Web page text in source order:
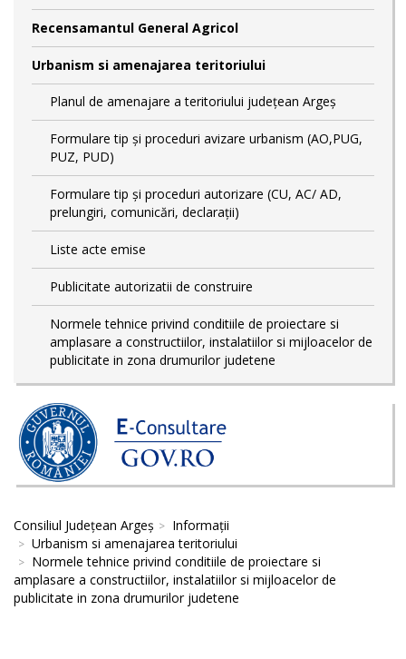
Recensamantul General Agricol
Urbanism si amenajarea teritoriului
Planul de amenajare a teritoriului județean Argeș
Formulare tip și proceduri avizare urbanism (AO,PUG,
PUZ, PUD)
Formulare tip și proceduri autorizare (CU, AC/ AD,
prelungiri, comunicări, declarații)
Liste acte emise
Publicitate autorizatii de construire
Normele tehnice privind conditiile de proiectare si
amplasare a constructiilor, instalatiilor si mijloacelor de
publicitate in zona drumurilor judetene
Consiliul Județean Argeș
Informații
Urbanism si amenajarea teritoriului
Normele tehnice privind conditiile de proiectare si
amplasare a constructiilor, instalatiilor si mijloacelor de
publicitate in zona drumurilor judetene